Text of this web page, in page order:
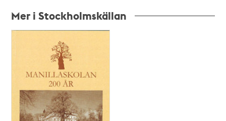
Mer i Stockholmskällan
teman